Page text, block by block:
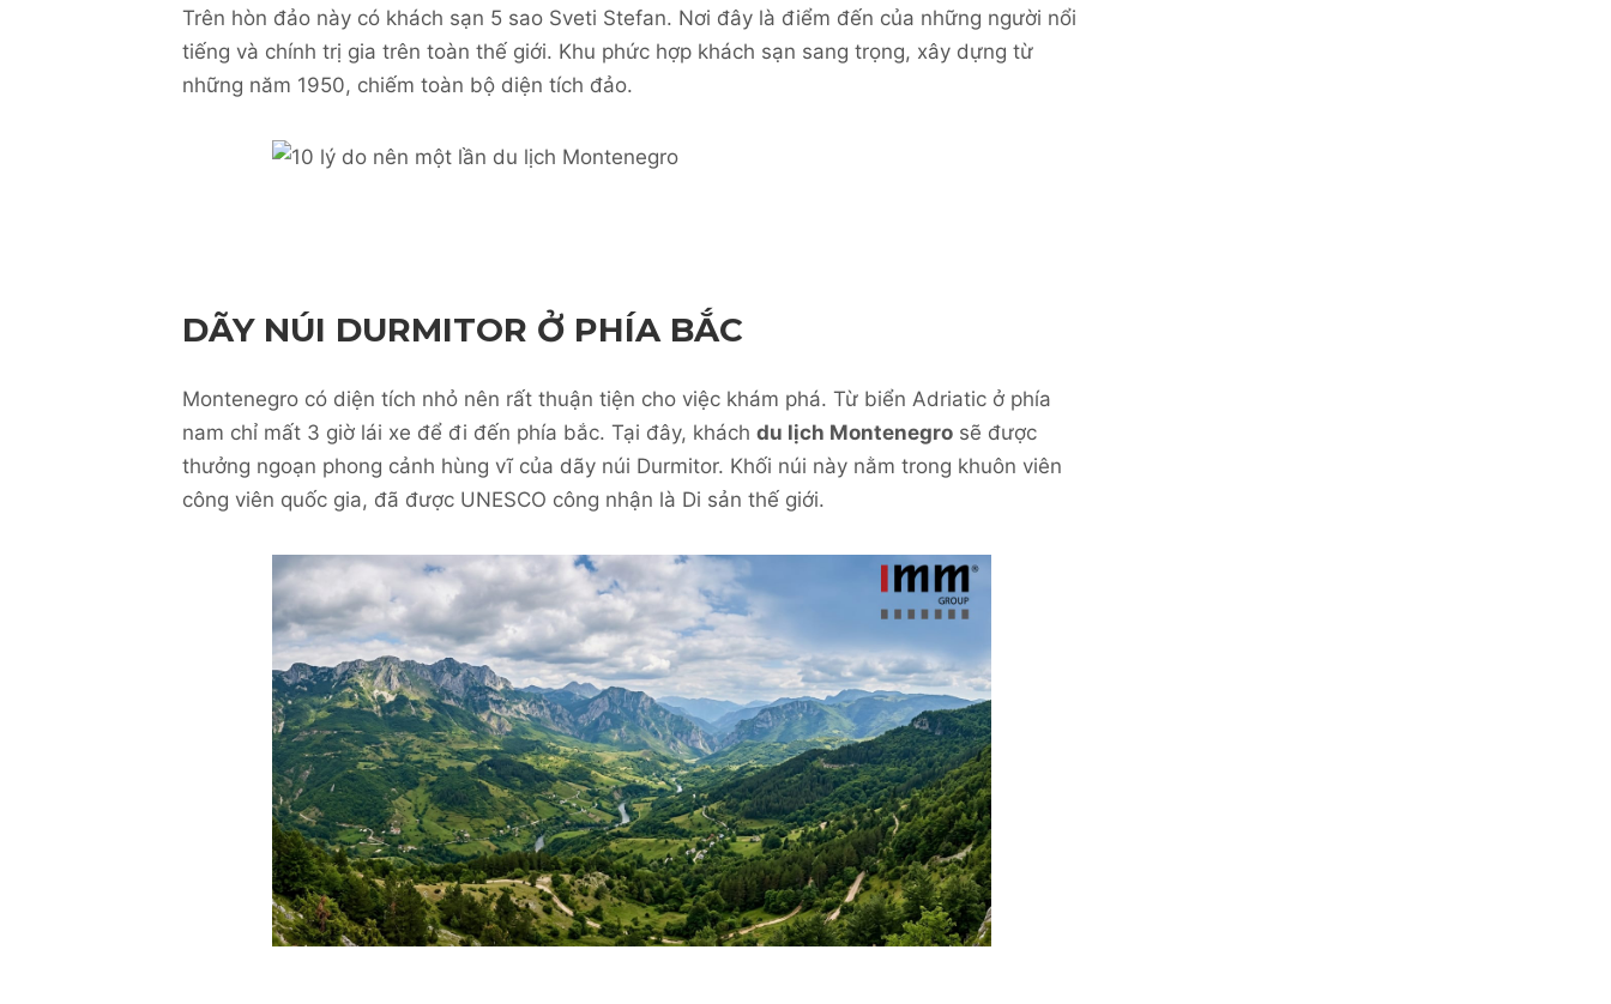
Trên hòn đảo này có khách sạn 5 sao Sveti Stefan. Nơi đây là điểm đến của những người nổi
tiếng và chính trị gia trên toàn thế giới. Khu phức hợp khách sạn sang trọng, xây dựng từ
những năm 1950, chiếm toàn bộ diện tích đảo.
DÃY NÚI DURMITOR Ở PHÍA BẮC
Montenegro có diện tích nhỏ nên rất thuận tiện cho việc khám phá. Từ biển Adriatic ở phía
nam chỉ mất 3 giờ lái xe để đi đến phía bắc. Tại đây, khách du lịch Montenegro sẽ được
thưởng ngoạn phong cảnh hùng vĩ của dãy núi Durmitor. Khối núi này nằm trong khuôn viên
công viên quốc gia, đã được UNESCO công nhận là Di sản thế giới.